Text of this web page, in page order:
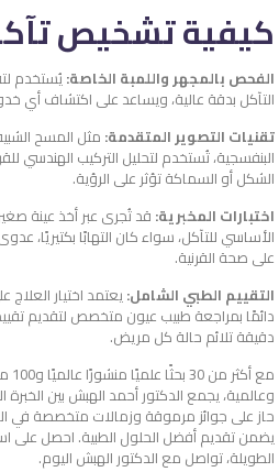
كيفية تشخيص
الفحص بالمجهر واللمبة الخاصة:يُستخدم
التآكل بدقة عالية، ويساعد على اكتشاف أي
تقنيات التصوير المتقدمة: مثل المسح
البنفسجية، تُستخدم لتحليل التركيب الهندسي
الشكل أو السماكة تؤثر على الرؤية.
اختبارات المخبرية: قد تُجرى عبر أخذ عينة
الأساسي للتآكل، سواء كان التهابًا بكتيريًا،
على صحة القرنية.
التقييم الطبي الشامل:يعتمد اختيار
دائمًا بمراجعة طبيب عيون متخصص لتقديم
دقيقة تلائم حالة كل مريض.
وعالمية، يجمع الدكتور أحمد الهبش بين الخبرة
حاز على جوائز مرموقة وزمالات متخصصة في
يضمن تقديم أفضل الحلول الطبية. احصل على
الطويلة، تواصل مع الدكتور الهبش اليوم.